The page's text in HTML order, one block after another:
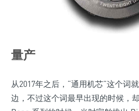
量产
从2017年之后，“通用机芯”这个词
边，不过这个词最早出现的时候，